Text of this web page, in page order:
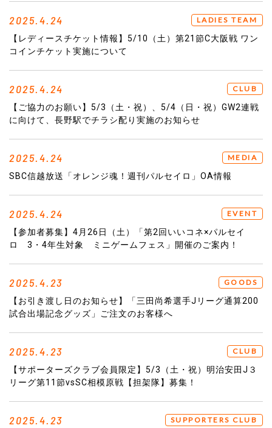
2025.4.24 LADIES TEAM
【レディースチケット情報】5/10（土）第21節C大阪戦 ワン
コインチケット実施について
2025.4.24 CLUB
【ご協力のお願い】5/3（土・祝）、5/4（日・祝）GW2連戦
に向けて、長野駅でチラシ配り実施のお知らせ
2025.4.24 MEDIA
SBC信越放送「オレンジ魂！週刊パルセイロ」OA情報
2025.4.24 EVENT
【参加者募集】4月26日（土）「第2回いいコネ×パルセイ
ロ 3・4年生対象 ミニゲームフェス」開催のご案内！
2025.4.23 GOODS
【お引き渡し日のお知らせ】「三田尚希選手Jリーグ通算200
試合出場記念グッズ」ご注文のお客様へ
2025.4.23 CLUB
【サポーターズクラブ会員限定】5/3（土・祝）明治安田J３
リーグ第11節vsSC相模原戦【担架隊】募集！
2025.4.23 SUPPORTERS CLUB